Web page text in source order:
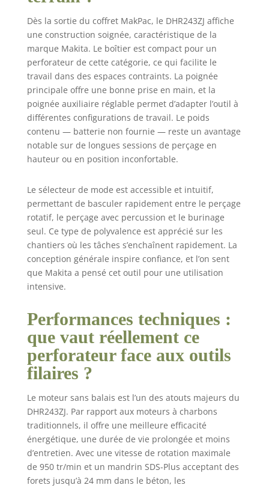
percussion,
perçage sans
impact et
nouvelles
technologies
Dès la sortie du coffret MakPac, le DHR243ZJ affiche
une construction soignée, caractéristique de la
marque Makita. Le boîtier est compact pour un
perforateur de cette catégorie, ce qui facilite le
travail dans des espaces contraints. La poignée
principale offre une bonne prise en main, et la
poignée auxiliaire réglable permet d’adapter l’outil à
différentes configurations de travail. Le poids
contenu — batterie non fournie — reste un avantage
notable sur de longues sessions de perçage en
hauteur ou en position inconfortable.
Le sélecteur de mode est accessible et intuitif,
permettant de basculer rapidement entre le perçage
rotatif, le perçage avec percussion et le burinage
seul. Ce type de polyvalence est apprécié sur les
chantiers où les tâches s’enchaînent rapidement. La
conception générale inspire confiance, et l’on sent
que Makita a pensé cet outil pour une utilisation
intensive.
Performances techniques :
que vaut réellement ce
perforateur face aux outils
filaires ?
Le moteur sans balais est l’un des atouts majeurs du
DHR243ZJ. Par rapport aux moteurs à charbons
traditionnels, il offre une meilleure efficacité
énergétique, une durée de vie prolongée et moins
d’entretien. Avec une vitesse de rotation maximale
de 950 tr/min et un mandrin SDS-Plus acceptant des
forets jusqu’à 24 mm dans le béton, les